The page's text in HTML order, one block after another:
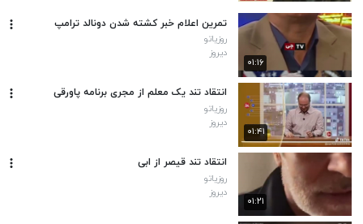
۰۱:۱۶
تمرین اعلام خبر کشته شدن دونالد ترامپ
روزیاتو
دیروز
۰۱:۴۱
انتقاد تند یک معلم از مجری برنامه پاورقی
روزیاتو
دیروز
۰۱:۲۱
انتقاد تند قیصر از ابی
روزیاتو
دیروز